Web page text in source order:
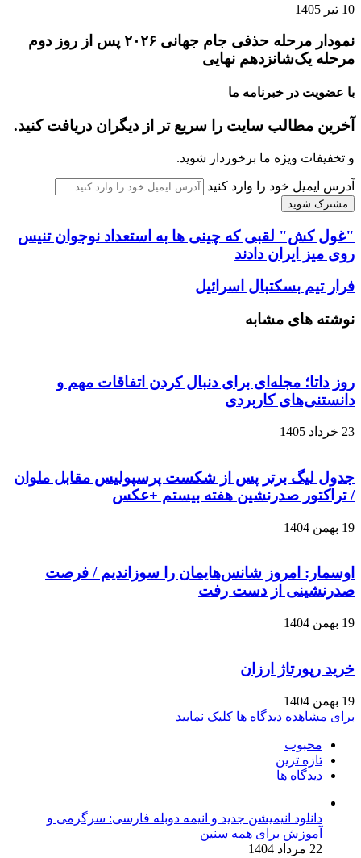
10 تیر 1405
نمودار مرحله حذفی جام جهانی ۲۰۲۶ پس از روز دوم
مرحله یک‌شانزدهم نهایی
با عضویت در خبرنامه ما
آخرین مطالب سایت را سریع تر از دیگران دریافت کنید.
و تخفیفات ویژه ما برخوردار شوید.
آدرس ایمیل خود را وارد کنید
"غول کش" لقبی که چینی ها به استعداد نوجوان تنیس
روی میز ایران دادند
فرار تیم بسکتبال اسرائیل
نوشته های مشابه
روز داتا؛ مجله‌ای برای دنبال کردن اتفاقات مهم و
دانستنی‌های کاربردی
23 خرداد 1405
جدول لیگ برتر پس از شکست پرسپولیس مقابل ملوان
/ تراکتور صدرنشین هفته بیستم +عکس
19 بهمن 1404
اوسمار: امروز شانس‌هایمان را سوزاندیم / فرصت
صدرنشینی از دست رفت
19 بهمن 1404
خرید رپورتاژ ارزان
19 بهمن 1404
برای مشاهده دیدگاه ها کلیک نمایید
محبوب
تازه ترین
دیدگاه ها
دانلود انیمیشن جدید و انیمه دوبله فارسی: سرگرمی و
آموزش برای همه سنین
22 مرداد 1404